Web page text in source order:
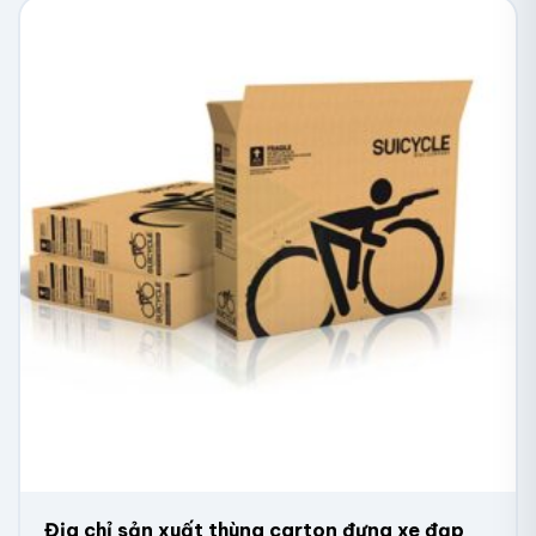
nghiệm, doanh nghiệp được tư vấn về kích thước và
loại thùng phù hợp cũng như được hỗ trợ tối ưu quy
cách đóng gói theo từng thị trường như Mỹ, Trung
Quốc hoặc Trung Đông.
Thiết Kế Theo Yêu Cầu, Linh Hoạt Số Lượng
Inviva nhận thiết kế thùng theo kích thước riêng, phù
hợp mọi loại dừa từ dừa xiêm, dừa dứa đến dừa
nguyên buồng. Doanh nghiệp có thể in logo, tên
thương hiệu lên thùng như một cách gia tăng độ nhận
Dịch vụ giao hàng toàn quốc, đặc biệt ưu tiên hỗ trợ
Địa chỉ sản xuất thùng carton đựng xe đạp